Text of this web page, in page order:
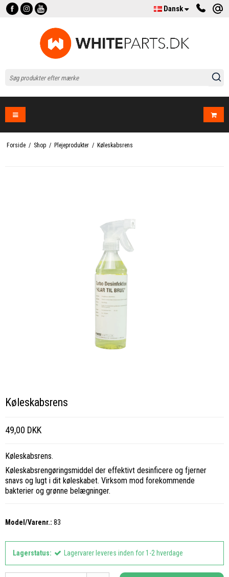
Dansk
Forside / Shop / Plejeprodukter / Køleskabsrens
Køleskabsrens
49,00 DKK
Køleskabsrens.
Køleskabsrengøringsmiddel der effektivt desinficere og fjerner
snavs og lugt i dit køleskabet. Virksom mod forekommende
bakterier og grønne belægninger.
Model/Varenr.: 83
Lagerstatus: Lagervarer leveres inden for 1-2 hverdage